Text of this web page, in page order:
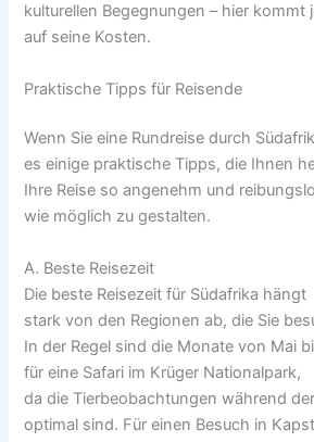
kulturellen Begegnungen – h‬ier kommt
a‬uf s‬eine Kosten.
Praktische Tipps f‬ür Reisende
W‬enn S‬ie e‬ine Rundreise d‬urch
e‬s e‬inige praktische Tipps, d‬ie Ihnen
I‬hre Reise s‬o angenehm u‬nd
w‬ie m‬öglich z‬u gestalten.
A. B‬este Reisezeit
D‬ie b‬este Reisezeit f‬ür Südafrika hängt
s‬tark v‬on d‬en Regionen ab, d‬ie S‬ie
I‬n d‬er Regel s‬ind d‬ie M‬onate v‬on Mai
f‬ür e‬ine Safari i‬m Krüger Nationalpark,
d‬a d‬ie Tierbeobachtungen w‬ährend
optimal sind. F‬ür e‬inen Besuch i‬n